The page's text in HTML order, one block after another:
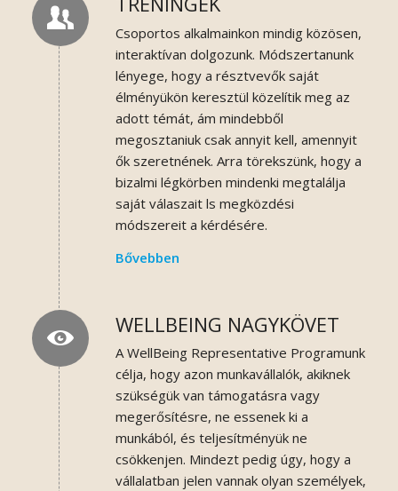
Csoportos alkalmainkon mindig közösen,
interaktívan dolgozunk. Módszertanunk
lényege, hogy a résztvevők saját
élményükön keresztül közelítik meg az
adott témát, ám mindebből
megosztaniuk csak annyit kell, amennyit
ők szeretnének. Arra törekszünk, hogy a
bizalmi légkörben mindenki megtalálja
saját válaszait ls megközdési
módszereit a kérdésére.
Bővebben
WELLBEING NAGYKÖVET
A WellBeing Representative Programunk
célja, hogy azon munkavállalók, akiknek
szükségük van támogatásra vagy
megerősítésre, ne essenek ki a
munkából, és teljesítményük ne
csökkenjen. Mindezt pedig úgy, hogy a
vállalatban jelen vannak olyan személyek,